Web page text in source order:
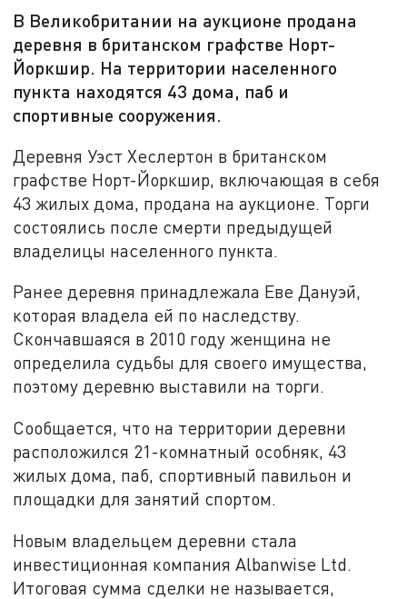
В Великобритании на аукционе продана
деревня в британском графстве Норт-
Йоркшир. На территории населенного
пункта находятся 43 дома, паб и
спортивные сооружения.
Деревня Уэст Хеслертон в британском
графстве Норт-Йоркшир, включающая в себя
43 жилых дома, продана на аукционе. Торги
состоялись после смерти предыдущей
владелицы населенного пункта.
Ранее деревня принадлежала Еве Дануэй,
которая владела ей по наследству.
Скончавшаяся в 2010 году женщина не
определила судьбы для своего имущества,
поэтому деревню выставили на торги.
Сообщается, что на территории деревни
расположился 21-комнатный особняк, 43
жилых дома, паб, спортивный павильон и
площадки для занятий спортом.
Новым владельцем деревни стала
инвестиционная компания Albanwise Ltd.
Итоговая сумма сделки не называется,